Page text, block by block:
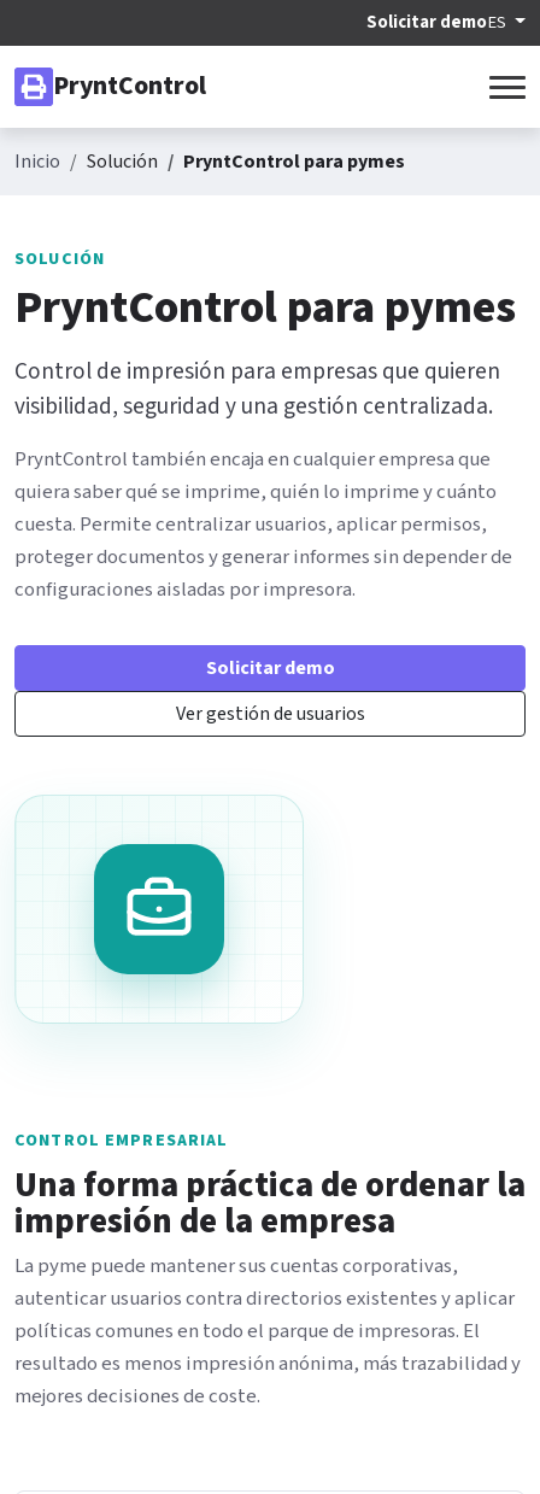
Solicitar demoES
PryntControl
Inicio Solución PryntControl para pymes
SOLUCIÓN
PryntControl para pymes
Control de impresión para empresas que quieren
visibilidad, seguridad y una gestión centralizada.
PryntControl también encaja en cualquier empresa que
quiera saber qué se imprime, quién lo imprime y cuánto
cuesta. Permite centralizar usuarios, aplicar permisos,
proteger documentos y generar informes sin depender de
configuraciones aisladas por impresora.
Solicitar demo
Ver gestión de usuarios
CONTROL EMPRESARIAL
Una forma práctica de ordenar la
impresión de la empresa
La pyme puede mantener sus cuentas corporativas,
autenticar usuarios contra directorios existentes y aplicar
políticas comunes en todo el parque de impresoras. El
resultado es menos impresión anónima, más trazabilidad y
mejores decisiones de coste.